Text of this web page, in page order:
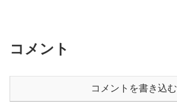
コメント
コメントを書き込む